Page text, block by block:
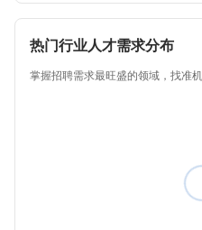
热门行业人才需求分布
掌握招聘需求最旺盛的领域，找准